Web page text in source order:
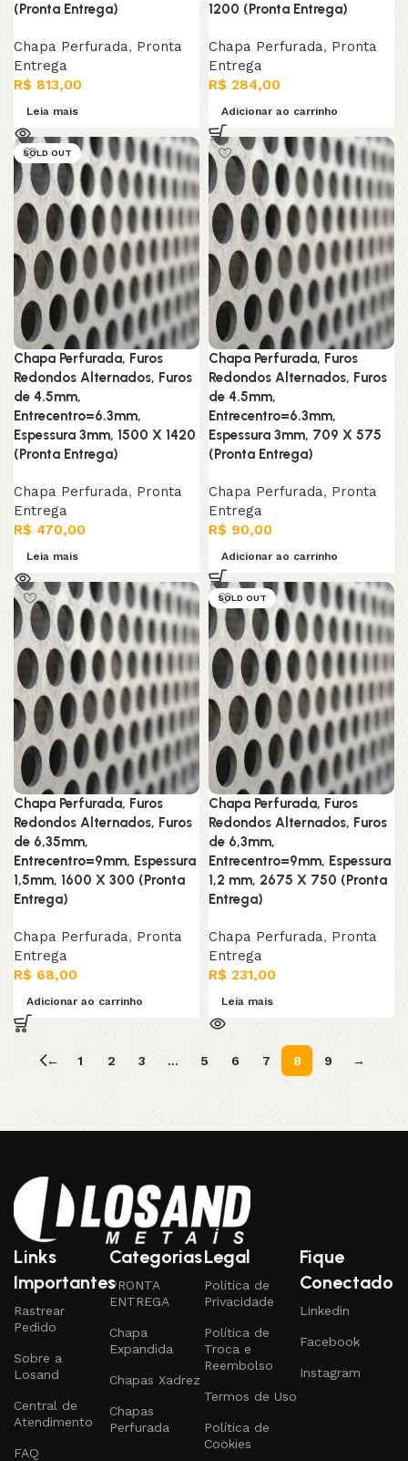
(Pronta Entrega)
Chapa Perfurada, Pronta
Entrega
R$ 813,00
Leia mais
1200 (Pronta Entrega)
Chapa Perfurada, Pronta
Entrega
R$ 284,00
Adicionar ao carrinho
SOLD OUT
Chapa Perfurada, Furos
Redondos Alternados, Furos
de 4.5mm,
Entrecentro=6.3mm,
Espessura 3mm, 1500 X 1420
(Pronta Entrega)
Chapa Perfurada, Pronta
Entrega
R$ 470,00
Leia mais
Chapa Perfurada, Furos
Redondos Alternados, Furos
de 4.5mm,
Entrecentro=6.3mm,
Espessura 3mm, 709 X 575
(Pronta Entrega)
Chapa Perfurada, Pronta
Entrega
R$ 90,00
Adicionar ao carrinho
Chapa Perfurada, Furos
Redondos Alternados, Furos
de 6,35mm,
Entrecentro=9mm, Espessura
1,5mm, 1600 X 300 (Pronta
Entrega)
Chapa Perfurada, Pronta
Entrega
R$ 68,00
Adicionar ao carrinho
SOLD OUT
Chapa Perfurada, Furos
Redondos Alternados, Furos
de 6,3mm,
Entrecentro=9mm, Espessura
1,2 mm, 2675 X 750 (Pronta
Entrega)
Chapa Perfurada, Pronta
Entrega
R$ 231,00
Leia mais
← 1 2 3 … 5 6 7 8 9 →
Read More
Links
Importantes
Rastrear
Pedido
Sobre a
Losand
Central de
Atendimento
FAQ
Categorias
PRONTA
ENTREGA
Chapa
Expandida
Chapas Xadrez
Chapas
Perfurada
Legal
Política de
Privacidade
Política de
Troca e
Reembolso
Termos de Uso
Política de
Cookies
Fique
Conectado
Linkedin
Facebook
Instagram